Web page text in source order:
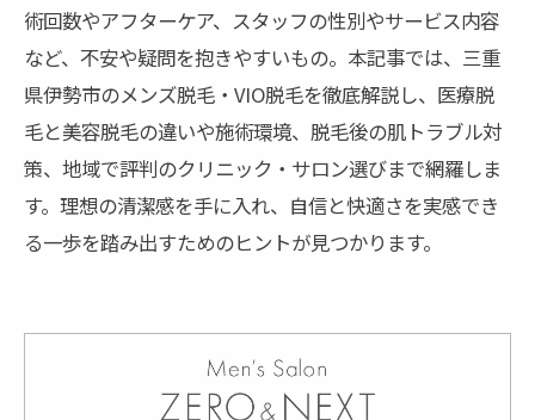
術回数やアフターケア、スタッフの性別やサービス内容
など、不安や疑問を抱きやすいもの。本記事では、三重
県伊勢市のメンズ脱毛・VIO脱毛を徹底解説し、医療脱
毛と美容脱毛の違いや施術環境、脱毛後の肌トラブル対
策、地域で評判のクリニック・サロン選びまで網羅しま
す。理想の清潔感を手に入れ、自信と快適さを実感でき
る一歩を踏み出すためのヒントが見つかります。